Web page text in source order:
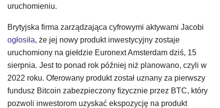
uruchomieniu.
Brytyjska firma zarządzająca cyfrowymi aktywami Jacobi
ogłosiła, że jej nowy produkt inwestycyjny zostaje
uruchomiony na giełdzie Euronext Amsterdam dziś, 15
sierpnia. Jest to ponad rok później niż planowano, czyli w
2022 roku. Oferowany produkt został uznany za pierwszy
fundusz Bitcoin zabezpieczony fizycznie przez BTC, który
pozwoli inwestorom uzyskać ekspozycję na produkt